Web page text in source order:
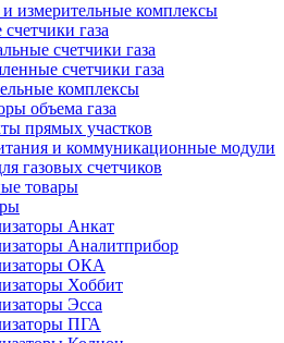
и измерительные комплексы
газа
счетчики газа
счетчики газа
комплексы
объема газа
прямых участков
и коммуникационные модули
газовых счетчиков
товары
Анкат
Аналитприбор
ОКА
Хоббит
Эсса
ПГА